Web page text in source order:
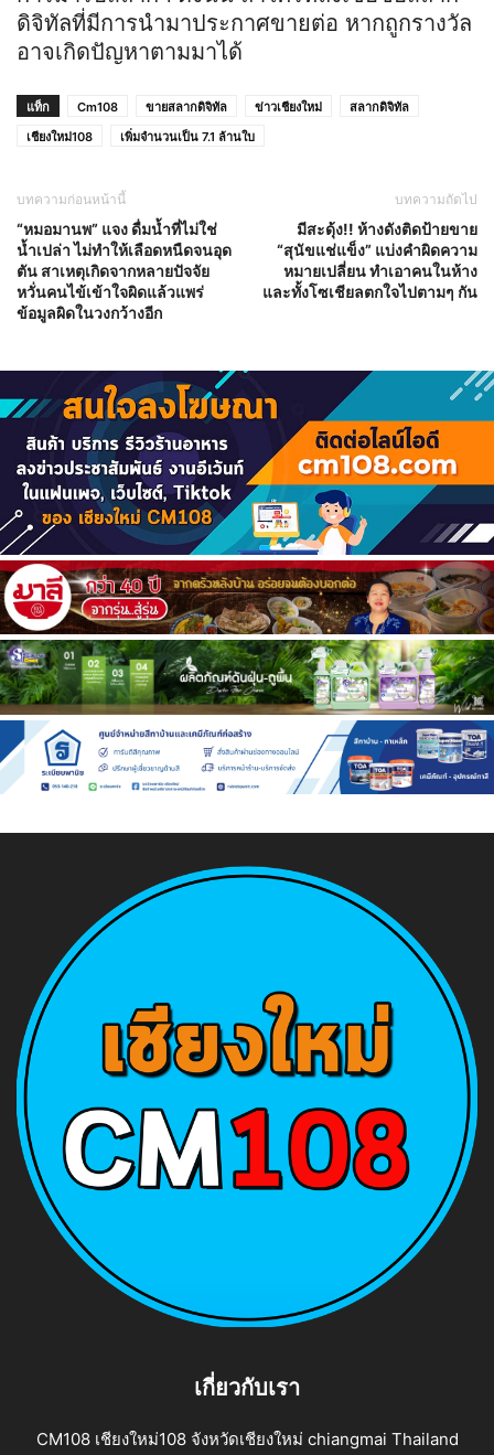
ดิจิทัลที่มีการนำมาประกาศขายต่อ หากถูกรางวัล
อาจเกิดปัญหาตามมาได้
แท็ก Cm108 ขายสลากดิจิทัล ข่าวเชียงใหม่
สลากดิจิทัล
เชียงใหม่108
เพิ่มจำนวนเป็น 7.1 ล้านใบ
บทความก่อนหน้านี้
“หมอมานพ” แจง ดื่มน้ำที่ไม่ใช่
น้ำเปล่า ไม่ทำให้เลือดหนืดจนอุด
ตัน สาเหตุเกิดจากหลายปัจจัย
หวั่นคนไข้เข้าใจผิดแล้วแพร่
ข้อมูลผิดในวงกว้างอีก
บทความถัดไป
มีสะดุ้ง!! ห้างดังติดป้ายขาย
“สุนัขแช่แข็ง” แบ่งคำผิดความ
หมายเปลี่ยน ทำเอาคนในห้าง
และทั้งโซเชียลตกใจไปตามๆ กัน
เกี่ยวกับเรา
CM108 เชียงใหม่108 จังหวัดเชียงใหม่ chiangmai Thailand